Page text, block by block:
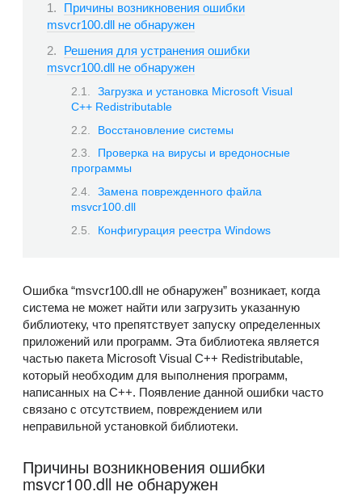
Причины возникновения ошибки
msvcr100.dll не обнаружен
Решения для устранения ошибки
msvcr100.dll не обнаружен
Загрузка и установка Microsoft Visual
C++ Redistributable
Восстановление системы
Проверка на вирусы и вредоносные
программы
Замена поврежденного файла
msvcr100.dll
Конфигурация реестра Windows
Ошибка “msvcr100.dll не обнаружен” возникает, когда
система не может найти или загрузить указанную
библиотеку, что препятствует запуску определенных
приложений или программ. Эта библиотека является
частью пакета Microsoft Visual C++ Redistributable,
который необходим для выполнения программ,
написанных на C++. Появление данной ошибки часто
связано с отсутствием, повреждением или
неправильной установкой библиотеки.
Причины возникновения ошибки
msvcr100.dll не обнаружен